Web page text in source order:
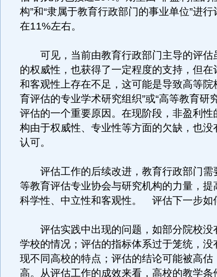
构”和“隶属于教育行政部门的事业单位”进
在11%左右。
可见，当前由教育行政部门主导的评估
的权威性，也获得了一定程度的支持，但在
和客观性上存在不足，这可能是导致高等院
育评估的专业学术研究组织”或“高等教育研
评估的一个重要原因。在现阶段，非盈利性
构由于权威性、专业性等方面的欠缺，也没
认可。
评估工作的后续改进，教育行政部门需
等教育评估专业协会与研究机构的力量，提
科学性、中立性和客观性。 评估下一步如
评估实践中出现的问题，如部分院校没
学校的情况；评估的指标体系过于笼统，没
现不同高校的特点；评估的结论可能被高估
高。从评估工作的成效来看，高校的教学条